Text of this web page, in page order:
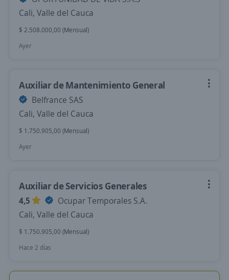
Cali, Valle del Cauca
$ 2.508.000,00 (Mensual)
Ayer
Auxiliar de Mantenimiento General
Belfrance SAS
Cali, Valle del Cauca
$ 1.750.905,00 (Mensual)
Ayer
Auxiliar de Servicios Generales
4,5
Ocupar Temporales S.A.
Cali, Valle del Cauca
$ 1.750.905,00 (Mensual)
Hace 2 días